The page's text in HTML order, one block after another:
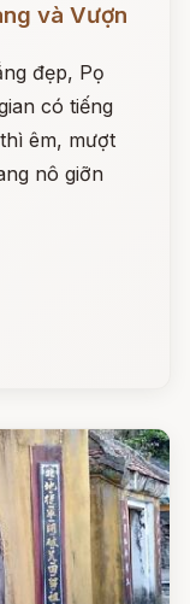
và Vượn
đẹp, Pọ
có tiếng
êm, mượt
nô giỡn